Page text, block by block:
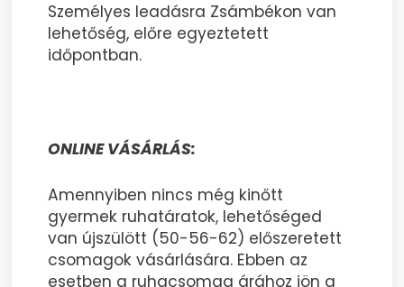
Személyes leadásra Zsámbékon van
lehetőség, előre egyeztetett
időpontban.
ONLINE VÁSÁRLÁS:
Amennyiben nincs még kinőtt
gyermek ruhatáratok, lehetőséged
van újszülött (50-56-62) előszeretett
csomagok vásárlására. Ebben az
esetben a ruhacsomag árához jön a